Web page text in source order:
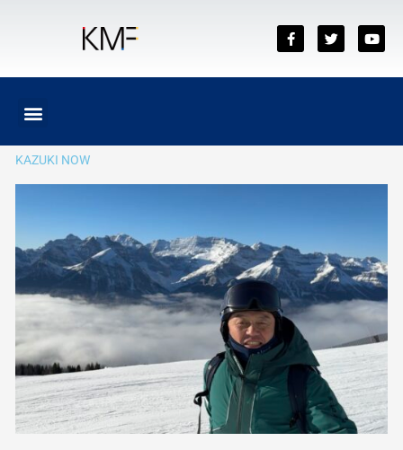
F
a
c
T
w
i
Y
o
u
メ
ニ
ュ
ー
KAZUKI NOW